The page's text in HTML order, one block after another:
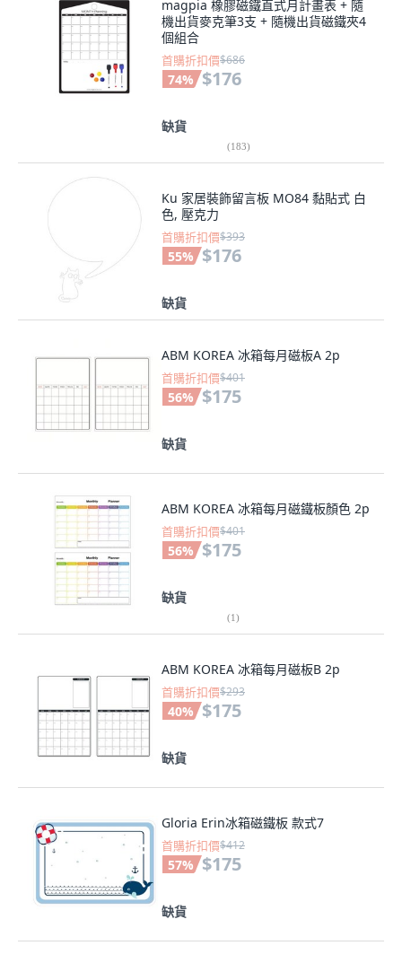
magpia 橡膠磁鐵直式月計畫表 + 隨
機出貨麥克筆3支 + 隨機出貨磁鐵夾4
個組合
首購折扣價$686
74% $176
缺貨
(183)
Ku 家居裝飾留言板 MO84 黏貼式 白
色, 壓克力
首購折扣價$393
55% $176
缺貨
ABM KOREA 冰箱每月磁板A 2p
首購折扣價$401
56% $175
缺貨
ABM KOREA 冰箱每月磁鐵板顏色 2p
首購折扣價$401
56% $175
缺貨
(1)
ABM KOREA 冰箱每月磁板B 2p
首購折扣價$293
40% $175
缺貨
Gloria Erin冰箱磁鐵板 款式7
首購折扣價$412
57% $175
缺貨